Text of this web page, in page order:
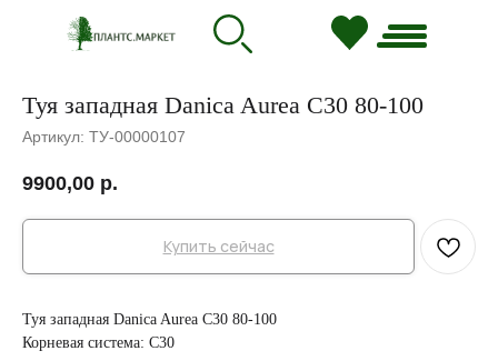
Туя западная Danica Aurea C30 80-100
Артикул: ТУ-00000107
9900,00 р.
Купить сейчас
Туя западная Danica Aurea C30 80-100
Корневая система: C30